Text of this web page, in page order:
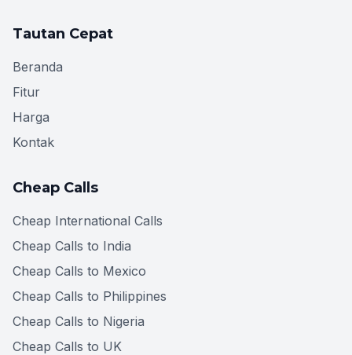
Tautan Cepat
Beranda
Fitur
Harga
Kontak
Cheap Calls
Cheap International Calls
Cheap Calls to India
Cheap Calls to Mexico
Cheap Calls to Philippines
Cheap Calls to Nigeria
Cheap Calls to UK